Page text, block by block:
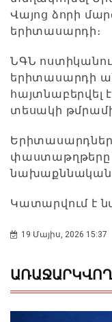
Վայոց ձորի
երիտասարդի։
ՆԳՆ
երիտասարդի
հայտնաբերվել
տեսակի
փաստաթղթերը
նախաքննական
Կատարվում է
19 Մայիս, 2026 15:37